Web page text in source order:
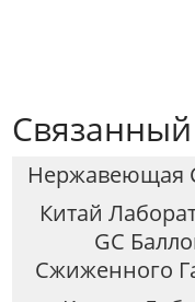
Связанный
Нержавеющая
Китай
GC
Сжиженного